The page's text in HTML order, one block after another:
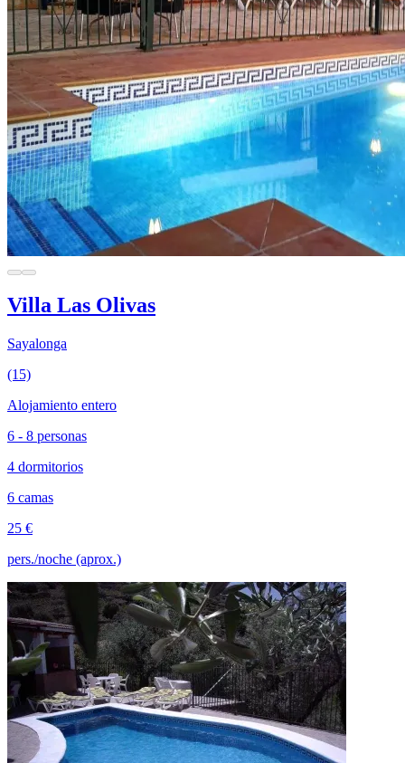
Villa Las Olivas
Sayalonga
(15)
Alojamiento entero
6 - 8 personas
4 dormitorios
6 camas
25 €
pers./noche (aprox.)